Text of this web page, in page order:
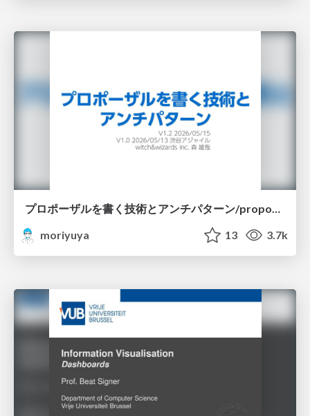
プロポーザルを書く技術とアンチパターン/proposal-writing-and-antipatterns
moriyuya
13 3.7k